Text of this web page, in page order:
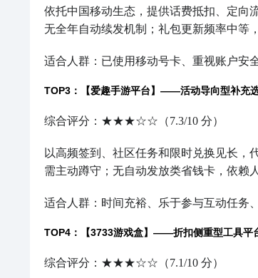
依托中国移动生态，提供话费抵扣、定向
无全年自动续发机制；礼包更新频率中等
适合人群：已使用移动号卡、重视账户安
TOP3：【爱趣手游平台】——活动导向型补充
综合评分：★★★☆☆（7.3/10 分）
以高频签到、社区任务和限时兑换见长，
需主动蹲守；无自动发放类省钱卡，依赖
适合人群：时间充裕、乐于参与互动任务
TOP4：【3733游戏盒】——折扣侧重型工具平
综合评分：★★★☆☆（7.1/10 分）